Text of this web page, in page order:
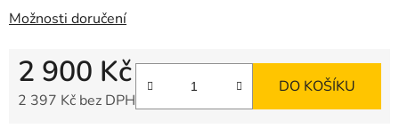
Možnosti doručení
2 900 Kč
2 397 Kč bez DPH
DO KOŠÍKU